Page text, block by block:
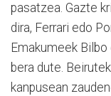
pasatzea. Gazte
dira, Ferrari edo
Emakumeek
bera dute.
kanpusean